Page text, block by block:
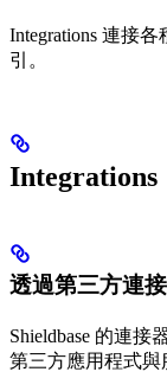
Integrations 連接
引。
Integrations
透過第三方連
Shieldbase 的連
第三方應用程式與